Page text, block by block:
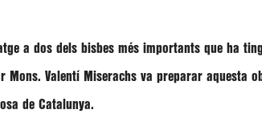
a dos dels bisbes més importants que ha
Mons. Valentí Miserachs va preparar aquesta
de Catalunya.